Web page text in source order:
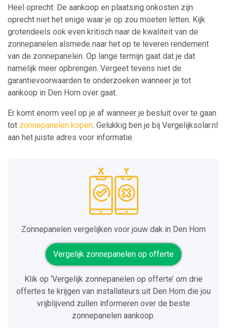
Heel oprecht: De aankoop en plaatsing onkosten zijn
oprecht niet het enige waar je op zou moeten letten. Kijk
grotendeels ook even kritisch naar de kwaliteit van de
zonnepanelen alsmede naar het op te leveren rendement
van de zonnepanelen. Op lange termijn gaat dat je dat
namelijk meer opbrengen. Vergeet tevens niet de
garantievoorwaarden te onderzoeken wanneer je tot
aankoop in Den Horn over gaat.
Er komt enorm veel op je af wanneer je besluit over te gaan
tot zonnepanelen kopen. Gelukkig ben je bij Vergelijksolar.nl
aan het juiste adres voor informatie.
Zonnepanelen vergelijken voor jouw dak in Den Horn
Vergelijk zonnepanelen op offerte
Klik op ‘Vergelijk zonnepanelen op offerte’ om drie
offertes te krijgen van installateurs uit Den Horn die jou
vrijblijvend zullen informeren over de beste
zonnepanelen aankoop.